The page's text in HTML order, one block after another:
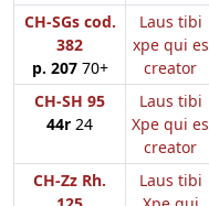
CH-SGs cod.
382
p. 20770+
Laus tibi
xpe qui es
creator
CH-SH 95
44r 24
Laus tibi
Xpe qui es
creator
CH-Zz Rh.
Laus tibi